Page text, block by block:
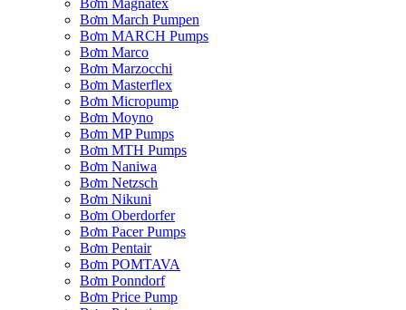
Bơm Magnatex
Bơm March Pumpen
Bơm MARCH Pumps
Bơm Marco
Bơm Marzocchi
Bơm Masterflex
Bơm Micropump
Bơm Moyno
Bơm MP Pumps
Bơm MTH Pumps
Bơm Naniwa
Bơm Netzsch
Bơm Nikuni
Bơm Oberdorfer
Bơm Pacer Pumps
Bơm Pentair
Bơm POMTAVA
Bơm Ponndorf
Bơm Price Pump